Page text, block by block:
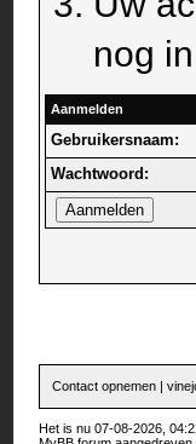
nog
Aanmelden
Gebruikersnaam:
Wachtwoord:
Contact opnemen |
Het is nu 07-08-2026,